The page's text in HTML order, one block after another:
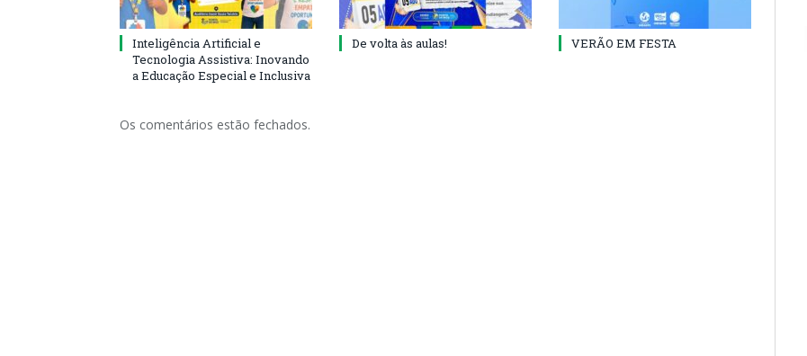
Inteligência Artificial e
Tecnologia Assistiva: Inovando
a Educação Especial e Inclusiva
De volta às aulas! VERÃO EM FESTA
Os comentários estão fechados.